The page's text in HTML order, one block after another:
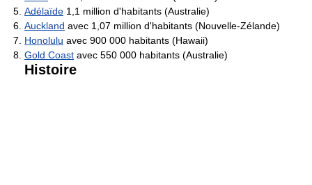
Adélaïde 1,1 million d'habitants (Australie)
Auckland avec 1,07 million d'habitants (Nouvelle-Zélande)
Honolulu avec 900 000 habitants (Hawaii)
Gold Coast avec 550 000 habitants (Australie)
Histoire